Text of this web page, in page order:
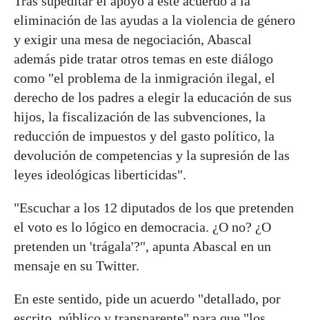
eliminación de las ayudas a la violencia de género
y exigir una mesa de negociación, Abascal
además pide tratar otros temas en este diálogo
como "el problema de la inmigración ilegal, el
derecho de los padres a elegir la educación de sus
hijos, la fiscalización de las subvenciones, la
reducción de impuestos y del gasto político, la
devolución de competencias y la supresión de las
leyes ideológicas liberticidas".
"Escuchar a los 12 diputados de los que pretenden
el voto es lo lógico en democracia. ¿O no? ¿O
pretenden un 'trágala'?", apunta Abascal en un
mensaje en su Twitter.
En este sentido, pide un acuerdo "detallado, por